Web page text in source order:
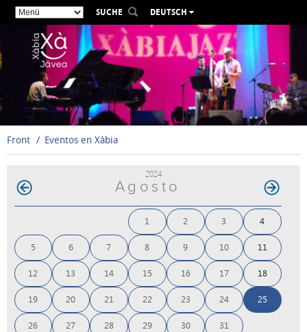
SUCHE
DEUTSCH
ESPAÑOL
VALENCIÀ
FRANÇAIS
РУССКИЙ
Front Eventos en Xàbia
2024
Agosto
1 2 3 4
5 6 7 8 9 10 11
12 13 14 15 16 17 18
19 20 21 22 23 24 25
26 27 28 29 30 31